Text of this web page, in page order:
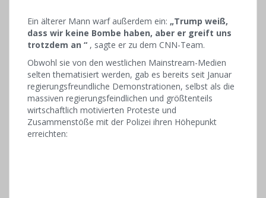
Ein älterer Mann warf außerdem ein: „Trump weiß,
dass wir keine Bombe haben, aber er greift uns
trotzdem an “ , sagte er zu dem CNN-Team.
Obwohl sie von den westlichen Mainstream-Medien
selten thematisiert werden, gab es bereits seit Januar
regierungsfreundliche Demonstrationen, selbst als die
massiven regierungsfeindlichen und größtenteils
wirtschaftlich motivierten Proteste und
Zusammenstöße mit der Polizei ihren Höhepunkt
erreichten: